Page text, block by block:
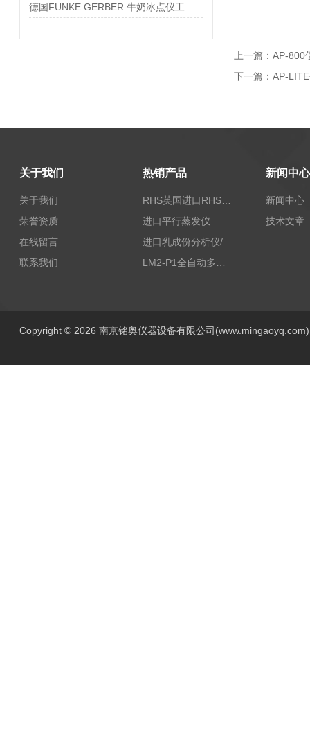
上一篇： AP-800
下一篇： AP-
关于我们
关于我们
荣誉资质
在线留言
联系我们
热销产品
RHS英国进口RHS植物标准比色卡
进口平行蒸发仪
进口乳成份分析仪/乳品分析仪
新闻中心
新闻中心
技术文章
Copyright © 2026 南京铭奥仪器设备有限公司